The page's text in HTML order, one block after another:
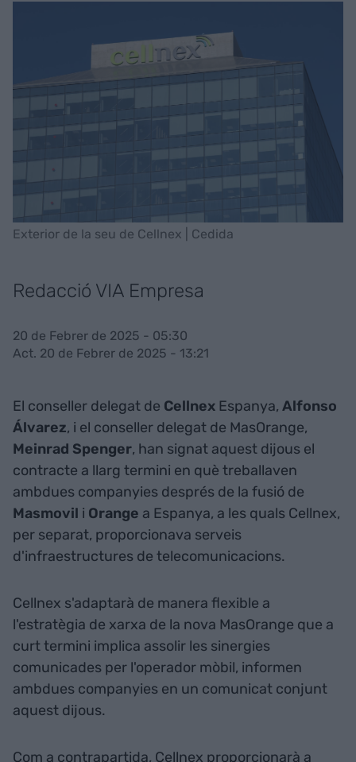
Exterior de la seu de Cellnex | Cedida
Redacció VIA Empresa
20 de Febrer de 2025 - 05:30
Act. 20 de Febrer de 2025 - 13:21
El conseller delegat de Cellnex Espanya, Alfonso
Álvarez, i el conseller delegat de MasOrange,
Meinrad Spenger, han signat aquest dijous el
contracte a llarg termini en què treballaven
ambdues companyies després de la fusió de
Masmovil i Orange a Espanya, a les quals Cellnex,
per separat, proporcionava serveis
d'infraestructures de telecomunicacions.
Cellnex s'adaptarà de manera flexible a
l'estratègia de xarxa de la nova MasOrange que a
curt termini implica assolir les sinergies
comunicades per l'operador mòbil, informen
ambdues companyies en un comunicat conjunt
aquest dijous.
Com a contrapartida, Cellnex proporcionarà a